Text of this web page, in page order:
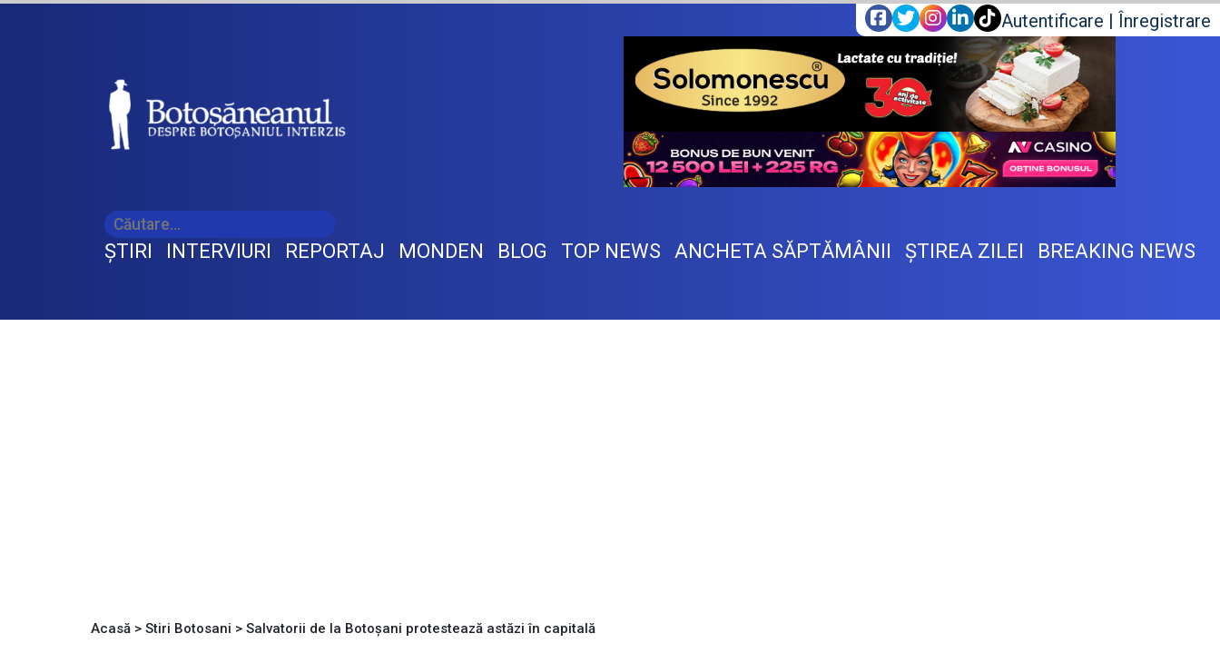
Autentificare | Înregistrare
ŞTIRI INTERVIURI REPORTAJ MONDEN BLOG TOP NEWS ANCHETA SĂPTĂMÂNII ŞTIREA ZILEI BREAKING NEWS
Acasă > Stiri Botosani > Salvatorii de la Botoșani protestează astăzi în capitală